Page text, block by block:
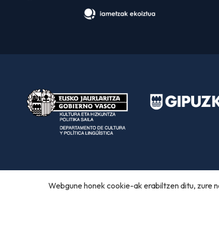
Webgune honek cookie-ak erabiltzen ditu, zure